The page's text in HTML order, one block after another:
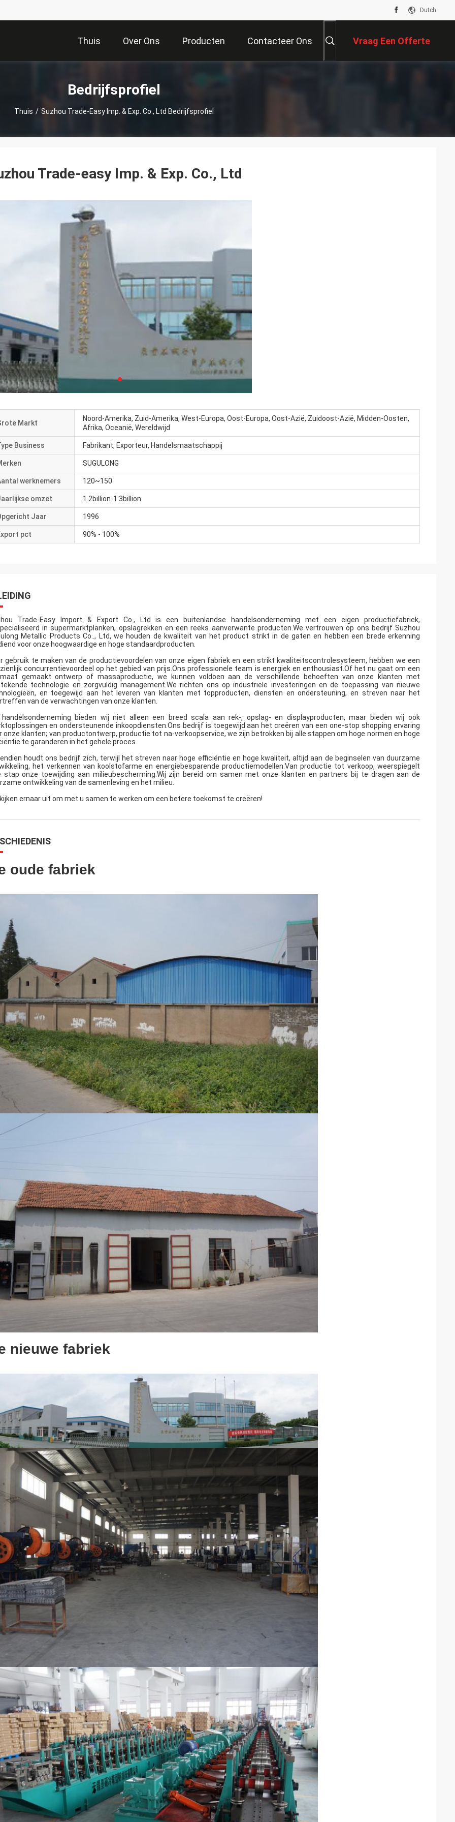
Dutch
Thuis Over Ons Producten Contacteer Ons Vraag Een Offerte
Bedrijfsprofiel
Thuis / Suzhou Trade-Easy Imp. & Exp. Co., Ltd Bedrijfsprofiel
Trade-easy Imp. & Exp. Co., Ltd
Markt
Noord-Amerika, Zuid-Amerika, West-Europa, Oost-Europa, Oost-Azië, Zuidoost-Azië, Midden-Oosten,
Afrika, Oceanië, Wereldwijd
Business Fabrikant, Exporteur, Handelsmaatschappij
SUGULONG
werknemers 120~150
omzet 1.2billion-1.3billion
Jaar 1996
pct 90% - 100%
Trade-Easy Import & Export Co., Ltd is een buitenlandse handelsonderneming met een eigen productiefabriek,
in supermarktplanken, opslagrekken en een reeks aanverwante producten.We vertrouwen op ons bedrijf Suzhou
Metallic Products Co.., Ltd, we houden de kwaliteit van het product strikt in de gaten en hebben een brede erkenning
voor onze hoogwaardige en hoge standaardproducten.
gebruik te maken van de productievoordelen van onze eigen fabriek en een strikt kwaliteitscontrolesysteem, hebben we een
concurrentievoordeel op het gebied van prijs.Ons professionele team is energiek en enthousiast.Of het nu gaat om een
gemaakt ontwerp of massaproductie, we kunnen voldoen aan de verschillende behoeften van onze klanten met
technologie en zorgvuldig management.We richten ons op industriële investeringen en de toepassing van nieuwe
en toegewijd aan het leveren van klanten met topproducten, diensten en ondersteuning, en streven naar het
van de verwachtingen van onze klanten.
bieden wij niet alleen een breed scala aan rek-, opslag- en displayproducten, maar bieden wij ook
en ondersteunende inkoopdiensten.Ons bedrijf is toegewijd aan het creëren van een one-stop shopping ervaring
onze klanten; van productontwerp, productie tot na-verkoopservice, we zijn betrokken bij alle stappen om hoge normen en hoge
te garanderen in het gehele proces.
houdt ons bedrijf zich, terwijl het streven naar hoge efficiëntie en hoge kwaliteit, altijd aan de beginselen van duurzame
het verkennen van koolstofarme en energiebesparende productiemodellen.Van productie tot verkoop, weerspiegelt
stap onze toewijding aan milieubescherming.Wij zijn bereid om samen met onze klanten en partners bij te dragen aan de
ontwikkeling van de samenleving en het milieu.
ernaar uit om met u samen te werken om een betere toekomst te creëren!
oude fabriek
nieuwe fabriek